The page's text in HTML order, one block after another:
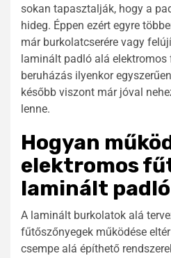
sokan tapasztalják, hogy a
hideg. Éppen ezért egyre
már burkolatcserére vagy
laminált padló alá elektromos
beruházás ilyenkor
később viszont már jóval
lenne.
Hogyan
elektromos
laminált
A laminált burkolatok alá
fűtőszőnyegek működése
csempe alá építhető